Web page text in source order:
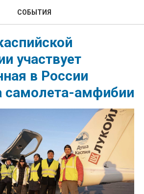
СОБЫТИЯ
участвует
в России
самолета-амфибии